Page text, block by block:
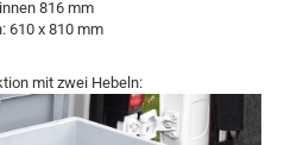
816 mm
610 x 810 mm
mit zwei Hebeln: